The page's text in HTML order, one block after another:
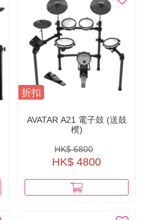
折扣
AVATAR A21 電子鼓 (送鼓
櫈)
HK$ 6800
HK$ 4800